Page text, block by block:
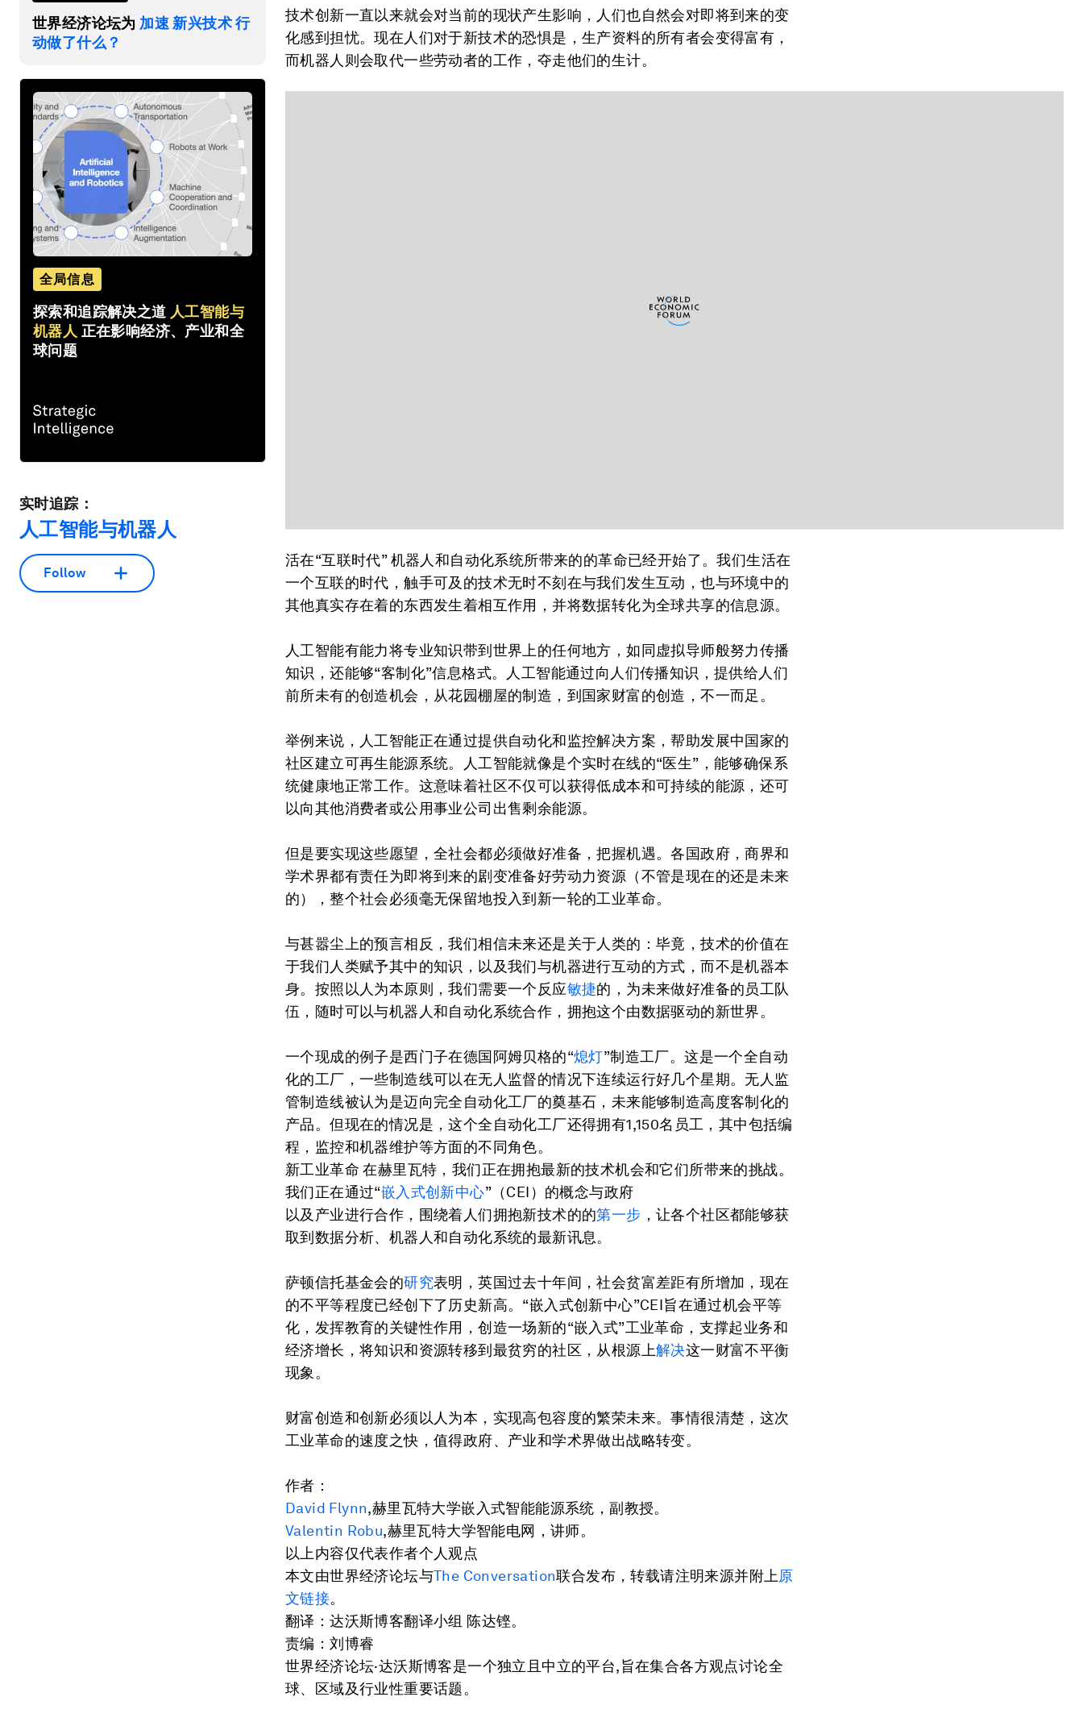
世界经济论坛为 加速 新兴技术 行
动做了什么？
全局信息
探索和追踪解决之道 人工智能与
机器人 正在影响经济、产业和全
球问题
实时追踪：
人工智能与机器人
Follow
技术创新一直以来就会对当前的现状产生影响，人们也自然会对即将到来的变
化感到担忧。现在人们对于新技术的恐惧是，生产资料的所有者会变得富有，
而机器人则会取代一些劳动者的工作，夺走他们的生计。
活在“互联时代” 机器人和自动化系统所带来的的革命已经开始了。我们生活在
一个互联的时代，触手可及的技术无时不刻在与我们发生互动，也与环境中的
其他真实存在着的东西发生着相互作用，并将数据转化为全球共享的信息源。
人工智能有能力将专业知识带到世界上的任何地方，如同虚拟导师般努力传播
知识，还能够“客制化”信息格式。人工智能通过向人们传播知识，提供给人们
前所未有的创造机会，从花园棚屋的制造，到国家财富的创造，不一而足。
举例来说，人工智能正在通过提供自动化和监控解决方案，帮助发展中国家的
社区建立可再生能源系统。人工智能就像是个实时在线的“医生”，能够确保系
统健康地正常工作。这意味着社区不仅可以获得低成本和可持续的能源，还可
以向其他消费者或公用事业公司出售剩余能源。
但是要实现这些愿望，全社会都必须做好准备，把握机遇。各国政府，商界和
学术界都有责任为即将到来的剧变准备好劳动力资源（不管是现在的还是未来
的），整个社会必须毫无保留地投入到新一轮的工业革命。
与甚嚣尘上的预言相反，我们相信未来还是关于人类的：毕竟，技术的价值在
于我们人类赋予其中的知识，以及我们与机器进行互动的方式，而不是机器本
身。按照以人为本原则，我们需要一个反应敏捷的，为未来做好准备的员工队
伍，随时可以与机器人和自动化系统合作，拥抱这个由数据驱动的新世界。
一个现成的例子是西门子在德国阿姆贝格的“熄灯”制造工厂。这是一个全自动
化的工厂，一些制造线可以在无人监督的情况下连续运行好几个星期。无人监
管制造线被认为是迈向完全自动化工厂的奠基石，未来能够制造高度客制化的
产品。但现在的情况是，这个全自动化工厂还得拥有1,150名员工，其中包括编
程，监控和机器维护等方面的不同角色。
新工业革命 在赫里瓦特，我们正在拥抱最新的技术机会和它们所带来的挑战。
我们正在通过“嵌入式创新中心”（CEI）的概念与政府
以及产业进行合作，围绕着人们拥抱新技术的的第一步 ，让各个社区都能够获
取到数据分析、机器人和自动化系统的最新讯息。
萨顿信托基金会的研究表明，英国过去十年间，社会贫富差距有所增加，现在
的不平等程度已经创下了历史新高。“嵌入式创新中心”CEI旨在通过机会平等
化，发挥教育的关键性作用，创造一场新的“嵌入式”工业革命，支撑起业务和
经济增长，将知识和资源转移到最贫穷的社区，从根源上解决这一财富不平衡
现象。
财富创造和创新必须以人为本，实现高包容度的繁荣未来。事情很清楚，这次
工业革命的速度之快，值得政府、产业和学术界做出战略转变。
作者：
David Flynn,赫里瓦特大学嵌入式智能能源系统，副教授。
Valentin Robu,赫里瓦特大学智能电网，讲师。
以上内容仅代表作者个人观点
本文由世界经济论坛与The Conversation联合发布，转载请注明来源并附上原
文链接。
翻译：达沃斯博客翻译小组 陈达铿。
责编：刘博睿
世界经济论坛·达沃斯博客是一个独立且中立的平台,旨在集合各方观点讨论全
球、区域及行业性重要话题。